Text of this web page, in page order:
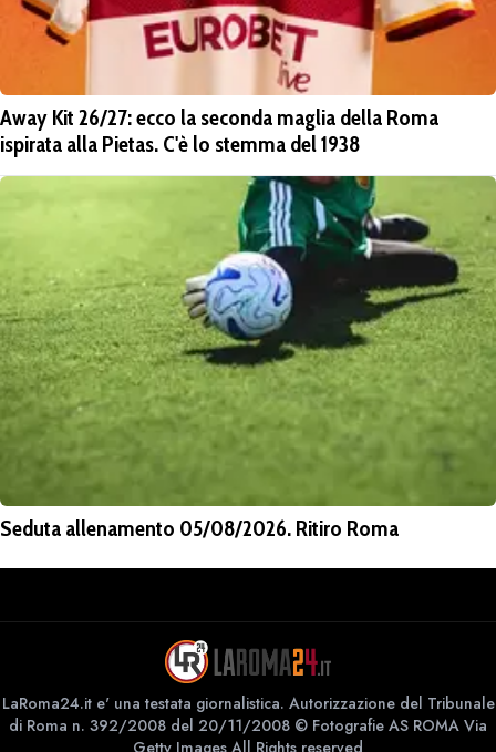
Away Kit 26/27: ecco la seconda maglia della Roma
ispirata alla Pietas. C'è lo stemma del 1938
Seduta allenamento 05/08/2026. Ritiro Roma
LaRoma24.it e' una testata giornalistica. Autorizzazione del Tribunale
di Roma n. 392/2008 del 20/11/2008 © Fotografie AS ROMA Via
Getty Images All Rights reserved